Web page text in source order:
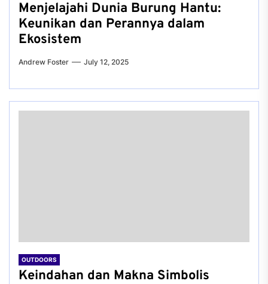
Menjelajahi Dunia Burung Hantu:
Keunikan dan Perannya dalam
Ekosistem
Andrew Foster July 12, 2025
OUTDOORS
Keindahan dan Makna Simbolis